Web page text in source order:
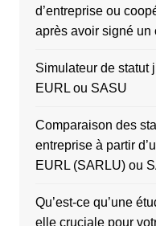
d’entreprise ou
après avoir signé un
Simulateur de statut
EURL ou SASU
Comparaison des
entreprise à partir
EURL (SARLU) ou
Qu’est-ce qu’une
elle cruciale pour